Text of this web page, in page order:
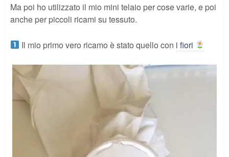
Ma poi ho utilizzato il mio mini telaio per cose varie, e poi
anche per piccoli ricami su tessuto.
Il mio primo vero ricamo è stato quello con i fiori